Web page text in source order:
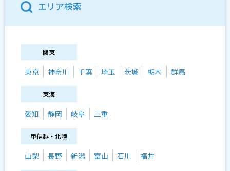
エリア検索
関東
東京 神奈川 千葉 埼玉 茨城 栃木 群馬
東海
愛知 静岡 岐阜 三重
甲信越・北陸
山梨 長野 新潟 富山 石川 福井